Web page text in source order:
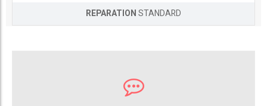
REPARATIONSTANDARD